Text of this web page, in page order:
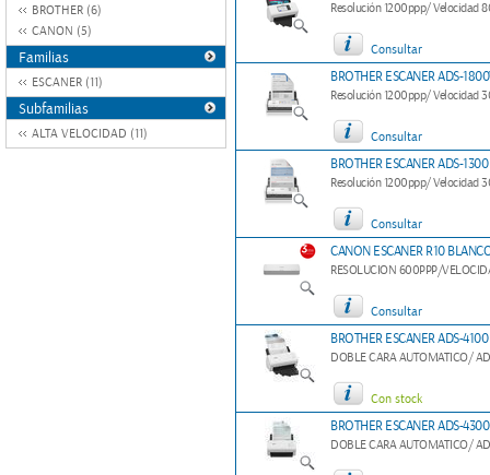
BROTHER (6)
CANON (5)
Familias
ESCANER (11)
Subfamilias
ALTA VELOCIDAD (11)
Resolución 1200ppp/ Velocidad
Consultar
BROTHER ESCANER ADS-
Resolución 1200ppp/ Velocidad
Consultar
BROTHER ESCANER ADS-
Resolución 1200ppp/ Velocidad
Consultar
CANON ESCANER R10
RESOLUCION 600PPP/
Consultar
BROTHER ESCANER ADS-
DOBLE CARA AUTOMATICO/
Con stock
BROTHER ESCANER ADS-
DOBLE CARA AUTOMATICO/